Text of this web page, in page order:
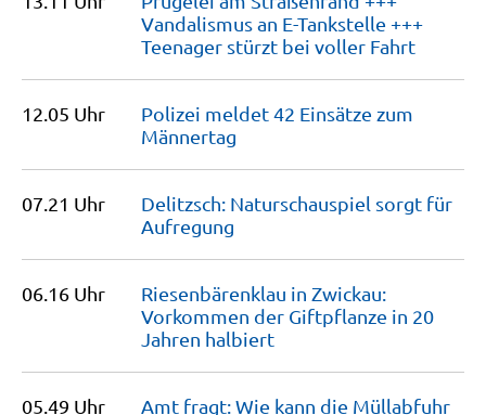
Vandalismus an E-Tankstelle +++
Teenager stürzt bei voller Fahrt
12.05 Uhr
Polizei meldet 42 Einsätze zum
Männertag
07.21 Uhr
Delitzsch: Naturschauspiel sorgt für
Aufregung
06.16 Uhr
Riesenbärenklau in Zwickau:
Vorkommen der Giftpflanze in 20
Jahren halbiert
05.49 Uhr Amt fragt: Wie kann die Müllabfuhr